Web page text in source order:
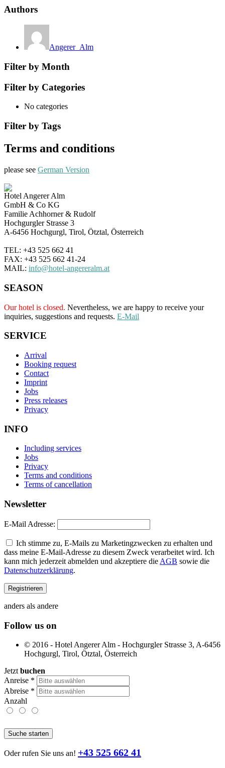
Authors
Angerer_Alm
Filter by Month
Filter by Categories
No categories
Filter by Tags
Terms and conditions
please see German Version
Hotel Angerer Alm
GmbH & Co KG
Familie Achhorner & Rudolf
Hochgurgler Strasse 3
A-6456 Hochgurgl, Tirol, Ötztal, Österreich
TEL: +43 525 662 41
FAX: +43 525 662 41-24
MAIL: info@hotel-angereralm.at
SEASON
Our hotel is closed. Nevertheless, we are happy to receive your
inquiries, suggestions and requests. E-Mail
SERVICE
Arrival
Booking request
Contact
Imprint
Jobs
Press releases
Privacy
INFO
Including services
Jobs
Privacy
Terms and conditions
Terms of cancellation
Newsletter
E-Mail Adresse:
Ich stimme zu, E-Mails zu Marketingzwecken zu erhalten und
dass meine E-Mail-Adresse zu diesem Zweck verarbeitet wird. Ich
kann mich jederzeit abmelden und akzeptiere die AGB sowie die
Datenschutzerklärung.
anders als andere
Follow us on
© 2016 - Hotel Angerer Alm - Hochgurgler Strasse 3, A-6456
Hochgurgl, Tirol, Ötztal, Österreich
Jetzt buchen
Anreise *
Abreise *
Anzahl
Suche starten
Oder rufen Sie uns an! +43 525 662 41